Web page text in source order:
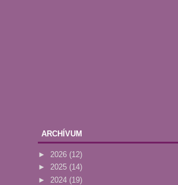
ARCHÍVUM
► 2026 (12)
► 2025 (14)
► 2024 (19)